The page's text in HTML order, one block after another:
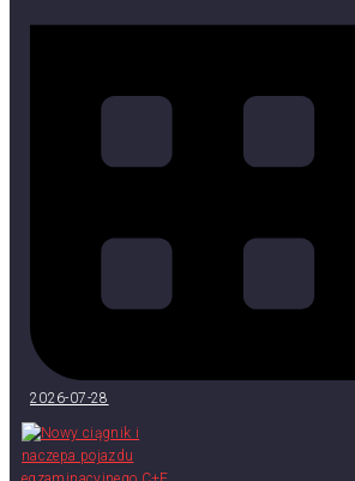
2026-07-28